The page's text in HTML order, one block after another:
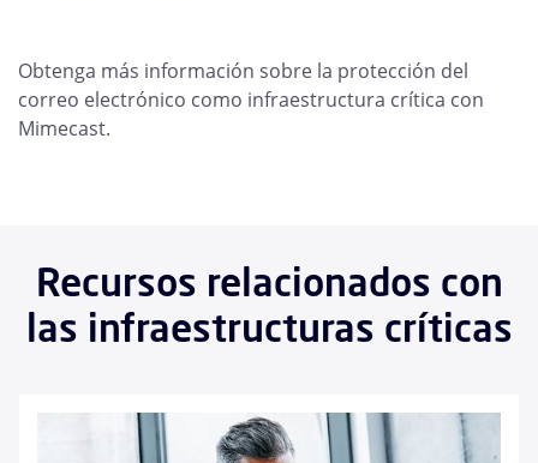
Obtenga más información sobre la protección del
correo electrónico como infraestructura crítica con
Mimecast.
Recursos relacionados con
las infraestructuras críticas